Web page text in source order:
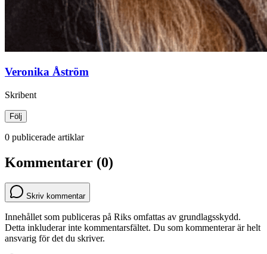
Veronika Åström
Skribent
Följ
0 publicerade artiklar
Kommentarer (0)
Skriv kommentar
Innehållet som publiceras på Riks omfattas av grundlagsskydd.
Detta inkluderar inte kommentarsfältet. Du som kommenterar är helt
ansvarig för det du skriver.